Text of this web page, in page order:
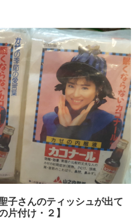
子さんのティッシュが出て
片付け・２】